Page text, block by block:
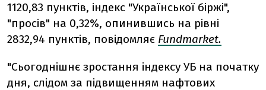
1120,83 пунктів, індекс "Української біржі",
"просів" на 0,32%, опинившись на рівні
2832,94 пунктів, повідомляє Fundmarket.
"Сьогоднішнє зростання індексу УБ на початку
дня, слідом за підвищенням нафтових